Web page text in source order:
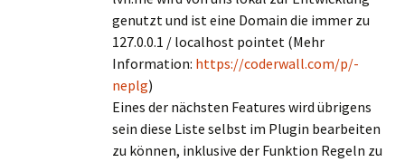
genutzt und ist eine Domain die immer zu
127.0.0.1 / localhost pointet (Mehr
Information: https://coderwall.com/p/-
neplg)
Eines der nächsten Features wird übrigens
sein diese Liste selbst im Plugin bearbeiten
zu können, inklusive der Funktion Regeln zu